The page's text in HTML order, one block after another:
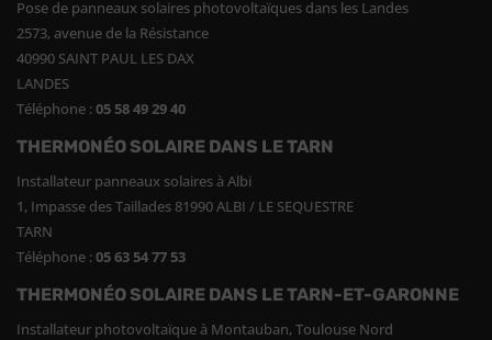
Pose de panneaux solaires photovoltaïques dans les Landes
2573, avenue de la Résistance
40990 SAINT PAUL LES DAX
LANDES
Téléphone :05 58 49 29 40
THERMONÉO SOLAIRE DANS LE TARN
Installateur panneaux solaires à Albi
1, Impasse des Taillades 81990 ALBI / LE SEQUESTRE
TARN
Téléphone :05 63 54 77 53
THERMONÉO SOLAIRE DANS LE TARN-ET-GARONNE
Installateur photovoltaïque à Montauban, Toulouse Nord